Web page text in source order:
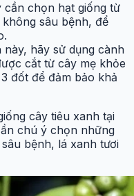
cần chọn hạt giống từ
sâu bệnh, để
hãy sử dụng cành
cắt từ cây mẹ khỏe
đốt để đảm bảo khả
cây tiêu xanh tại
chú ý chọn những
bệnh, lá xanh tươi